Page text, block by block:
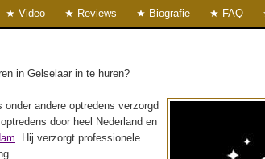
Video Reviews Biografie FAQ
in Gelselaar in te huren?
andere optredens verzorgd
door heel Nederland en
. Hij verzorgt professionele